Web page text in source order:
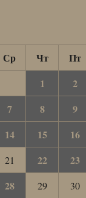
Ср Чт Пт
1
2
7 8 9
14 15 16
21 22 23
28 29
30